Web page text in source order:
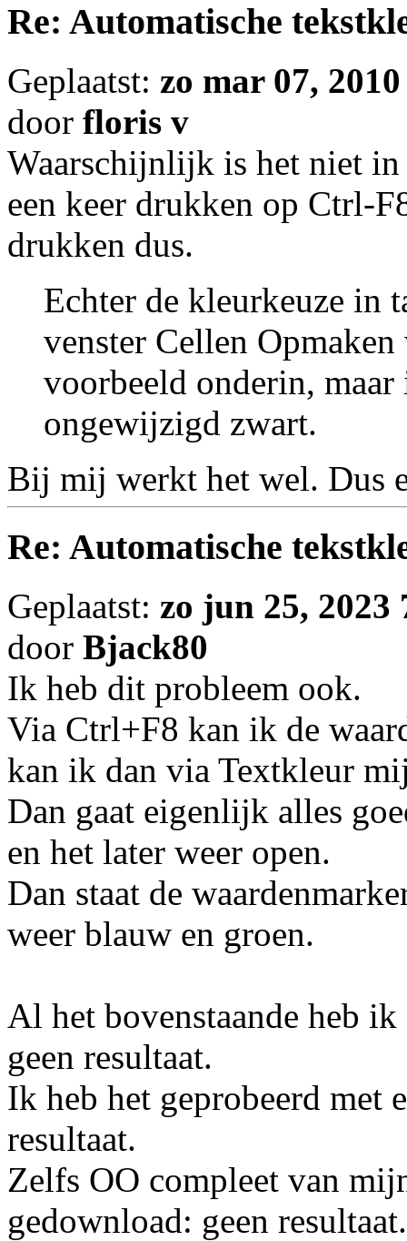
Re: Automatische
Geplaatst: zo mar 07,
door floris v
Waarschijnlijk is het niet in
een keer drukken op Ctrl-
drukken dus.
Echter de kleurkeuze in
venster Cellen
voorbeeld onderin,
ongewijzigd zwart.
Bij mij werkt het wel. Dus
Re: Automatische
Geplaatst: zo jun 25, 2023
door Bjack80
Ik heb dit probleem ook.
Via Ctrl+F8 kan ik de
kan ik dan via Textkleur
Dan gaat eigenlijk alles
en het later weer open.
Dan staat de
weer blauw en groen.
Al het bovenstaande heb
geen resultaat.
Ik heb het geprobeerd met
resultaat.
Zelfs OO compleet van
gedownload: geen resultaat.